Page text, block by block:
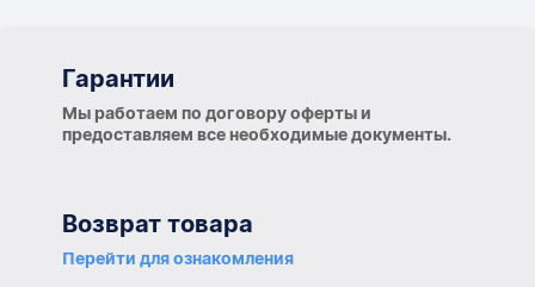
Гарантии
Мы работаем по договору оферты и
предоставляем все необходимые документы.
Возврат товара
Перейти для ознакомления